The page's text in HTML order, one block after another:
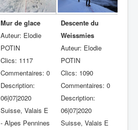
Mur de glace
Auteur: Elodie
POTIN
Clics: 1117
Commentaires: 0
Description:
06|07|2020
Suisse, Valais E
- Alpes Pennines
Descente du
Weissmies
Auteur: Elodie
POTIN
Clics: 1090
Commentaires: 0
Description:
06|07|2020
Suisse, Valais E